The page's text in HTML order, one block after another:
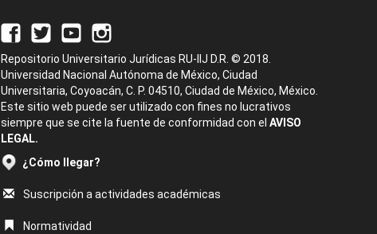
Repositorio Universitario Jurídicas RU-IIJ D.R. © 2018.
Universidad Nacional Autónoma de México, Ciudad
Universitaria, Coyoacán, C. P. 04510, Ciudad de México, México.
Este sitio web puede ser utilizado con fines no lucrativos
siempre que se cite la fuente de conformidad con el AVISO
LEGAL.
¿Cómo llegar?
Suscripción a actividades académicas
Normatividad